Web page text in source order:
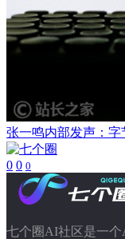
张一鸣内部发声：字
0 0 0
七个圈AI社区是一